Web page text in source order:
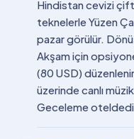
Hindistan cevizi
teknelerle Yüzen
pazar görülür.
Akşam için
(80 USD)
üzerinde canlı
Geceleme